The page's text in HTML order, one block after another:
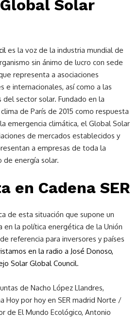
Solar
es la voz de la industria mundial de
sin ánimo de lucro con sede
representa a asociaciones
e internacionales, así como a las
del sector solar. Fundado en la
de París de 2015 como respuesta
emergencia climática, el Global Solar
de mercados establecidos y
a empresas de toda la
de energía solar.
en Cadena SER
de esta situación que supone un
en la política energética de la Unión
referencia para inversores y países
en la radio a José Donoso,
Solar Global Council.
de Nacho López Llandres,
Hoy por hoy en SER madrid Norte /
de El Mundo Ecológico, Antonio